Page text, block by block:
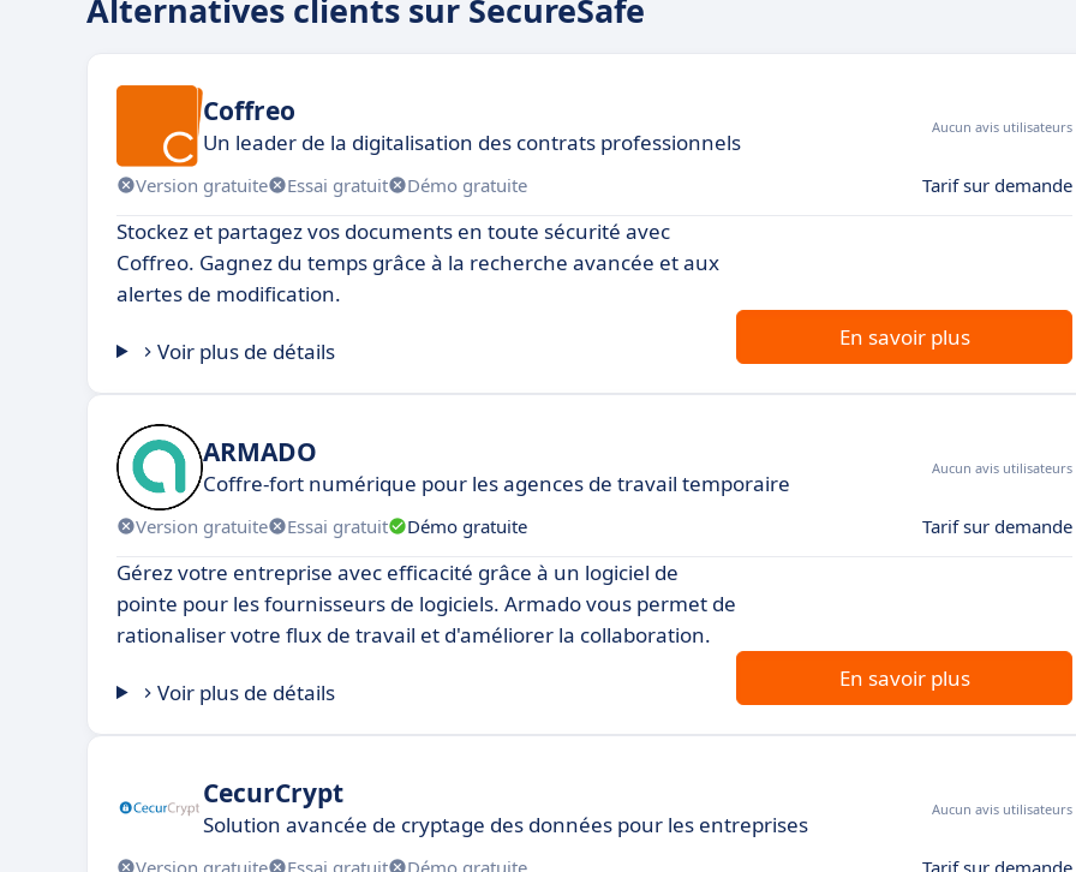
Alternatives clients sur SecureSafe
Coffreo
Un leader de la digitalisation des contrats professionnels
Aucun avis utilisateurs
Version gratuite Essai gratuit Démo gratuite Tarif sur demande
Stockez et partagez vos documents en toute sécurité avec
Coffreo. Gagnez du temps grâce à la recherche avancée et aux
alertes de modification.
Voir plus de détails
En savoir plus
ARMADO
Coffre-fort numérique pour les agences de travail temporaire
Aucun avis utilisateurs
Version gratuite Essai gratuit Démo gratuite Tarif sur demande
Gérez votre entreprise avec efficacité grâce à un logiciel de
pointe pour les fournisseurs de logiciels. Armado vous permet de
rationaliser votre flux de travail et d'améliorer la collaboration.
Voir plus de détails
En savoir plus
CecurCrypt
Solution avancée de cryptage des données pour les entreprises
Aucun avis utilisateurs
Version gratuite Essai gratuit Démo gratuite Tarif sur demande